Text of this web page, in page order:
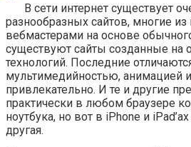
В сети интернет существует
разнообразных сайтов, многие
вебмастерами на основе
существуют сайты созданные на
технологий. Последние
мультимедийностью, анимацией
привлекательно. И те и другие
практически в любом браузере
ноутбука, но вот в iPhone и
другая.